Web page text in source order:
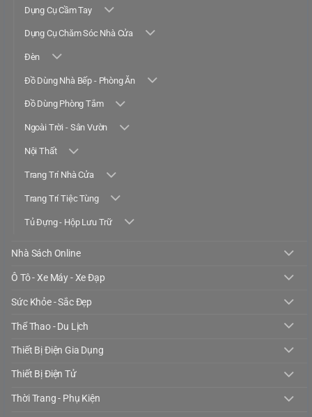
Dụng Cụ Cầm Tay
Dụng Cụ Chăm Sóc Nhà Cửa
Đèn
Đồ Dùng Nhà Bếp - Phòng Ăn
Đồ Dùng Phòng Tắm
Ngoài Trời - Sân Vườn
Nội Thất
Trang Trí Nhà Cửa
Trang Trí Tiệc Tùng
Tủ Đựng - Hộp Lưu Trữ
Nhà Sách Online
Ô Tô - Xe Máy - Xe Đạp
Sức Khỏe - Sắc Đẹp
Thể Thao - Du Lịch
Thiết Bị Điện Gia Dụng
Thiết Bị Điện Tử
Thời Trang - Phụ Kiện